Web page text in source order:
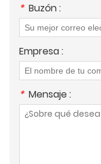
* Buzón :
Empresa :
* Mensaje :